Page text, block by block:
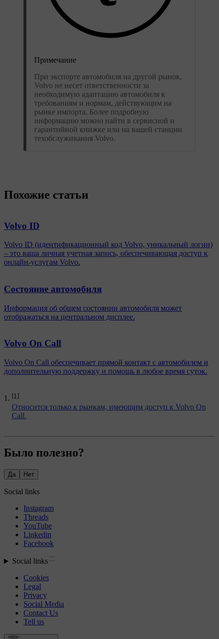
Примечание
При экспорте автомобиля на другой рынок,
Volvo не несет ответственности за
необходимую адаптацию автомобиля к
требованиям и нормам, действующим на
рынке импорта. Более подробную
информацию можно найти в сервисной и
гарантийной книжке или на вашей станции
техобслуживания Volvo.
[1]
Относится только к рынкам, имеющим доступ к Volvo On
Call.
Похожие статьи
Volvo ID
Volvo ID (идентификационный код Volvo, уникальный логин)
– это ваша личная учетная запись, обеспечивающая доступ к
онлайн-услугам Volvo.
Состояние автомобиля
Информация об общем состоянии автомобиля может
отображаться на центральном дисплее.
Volvo On Call
Volvo On Call обеспечивает прямой контакт с автомобилем и
дополнительную поддержку и помощь в любое время суток.
Было полезно?
Да Нет